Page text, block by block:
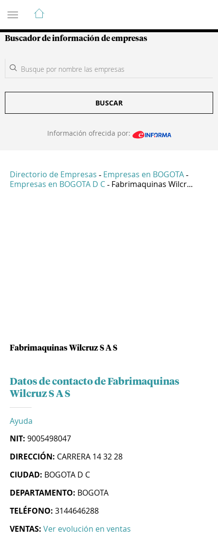
Guía de Empresas Colombianas
Buscador de información de empresas
BUSCAR
Información ofrecida por:
Directorio de Empresas - Empresas en BOGOTA -
Empresas en BOGOTA D C - Fabrimaquinas Wilcr...
Fabrimaquinas Wilcruz S A S
Datos de contacto de Fabrimaquinas
Wilcruz S A S
Ayuda
NIT: 9005498047
DIRECCIÓN: CARRERA 14 32 28
CIUDAD: BOGOTA D C
DEPARTAMENTO: BOGOTA
TELÉFONO: 3144646288
VENTAS: Ver evolución en ventas